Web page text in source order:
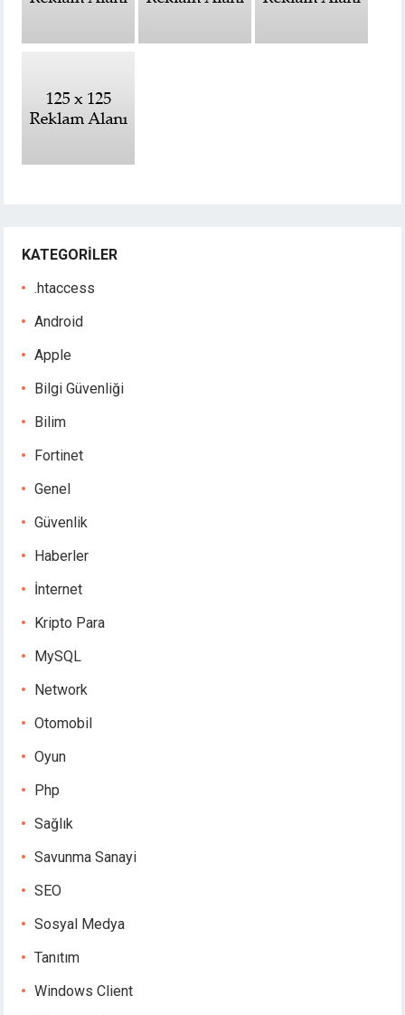
KATEGORILER
.htaccess
Android
Apple
Bilgi Güvenliği
Bilim
Fortinet
Genel
Güvenlik
Haberler
İnternet
Kripto Para
MySQL
Network
Otomobil
Oyun
Php
Sağlık
Savunma Sanayi
SEO
Sosyal Medya
Tanıtım
Windows Client